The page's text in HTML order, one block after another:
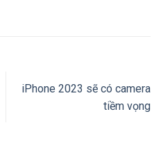
iPhone 2023 sẽ có camera
tiềm vọng